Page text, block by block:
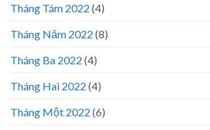
Tháng Tám 2022 (4)
Tháng Năm 2022 (8)
Tháng Ba 2022 (4)
Tháng Hai 2022 (4)
Tháng Một 2022 (6)